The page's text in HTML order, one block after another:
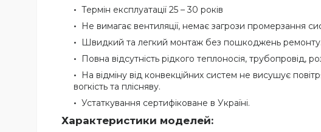
Термін експлуатації 25 – 30 років
Не вимагає вентиляції, немає загрози промерзання
Швидкий та легкий монтаж без пошкоджень ремонту.
Повна відсутність рідкого теплоносія, трубопровід,
На відміну від конвекційних систем не висушує
вогкість та плісняву.
Устаткування сертифіковане в Україні.
Характеристики моделей: